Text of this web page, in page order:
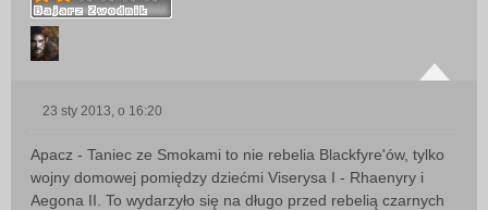
s
t
23 sty 2013, o 16:20
Apacz - Taniec ze Smokami to nie rebelia Blackfyre'ów, tylko
wojny domowej pomiędzy dziećmi Viserysa I - Rhaenyry i
Aegona II. To wydarzyło się na długo przed rebelią czarnych